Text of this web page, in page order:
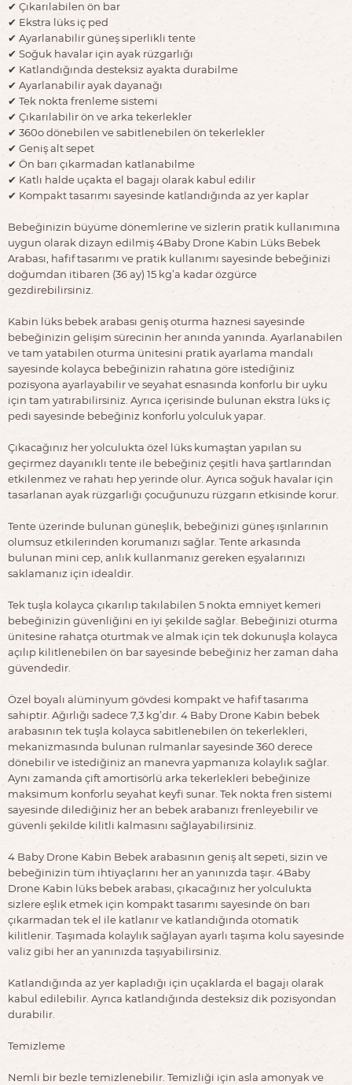
✔︎ Çıkarılabilen ön bar
✔︎ Ekstra lüks iç ped
✔︎ Ayarlanabilir güneş siperlikli tente
✔︎ Soğuk havalar için ayak rüzgarlığı
✔︎ Katlandığında desteksiz ayakta durabilme
✔︎ Ayarlanabilir ayak dayanağı
✔︎ Tek nokta frenleme sistemi
✔︎ Çıkarılabilir ön ve arka tekerlekler
✔︎ 360o dönebilen ve sabitlenebilen ön tekerlekler
✔︎ Geniş alt sepet
✔︎ Ön barı çıkarmadan katlanabilme
✔︎ Katlı halde uçakta el bagajı olarak kabul edilir
✔︎ Kompakt tasarımı sayesinde katlandığında az yer kaplar
Bebeğinizin büyüme dönemlerine ve sizlerin pratik kullanımına
uygun olarak dizayn edilmiş 4Baby Drone Kabin Lüks Bebek
Arabası, hafif tasarımı ve pratik kullanımı sayesinde bebeğinizi
doğumdan itibaren (36 ay) 15 kg’a kadar özgürce
gezdirebilirsiniz.
Kabin lüks bebek arabası geniş oturma haznesi sayesinde
bebeğinizin gelişim sürecinin her anında yanında. Ayarlanabilen
ve tam yatabilen oturma ünitesini pratik ayarlama mandalı
sayesinde kolayca bebeğinizin rahatına göre istediğiniz
pozisyona ayarlayabilir ve seyahat esnasında konforlu bir uyku
için tam yatırabilirsiniz. Ayrıca içerisinde bulunan ekstra lüks iç
pedi sayesinde bebeğiniz konforlu yolculuk yapar.
Çıkacağınız her yolculukta özel lüks kumaştan yapılan su
geçirmez dayanıklı tente ile bebeğiniz çeşitli hava şartlarından
etkilenmez ve rahatı hep yerinde olur. Ayrıca soğuk havalar için
tasarlanan ayak rüzgarlığı çocuğunuzu rüzgarın etkisinde korur.
Tente üzerinde bulunan güneşlik, bebeğinizi güneş ışınlarının
olumsuz etkilerinden korumanızı sağlar. Tente arkasında
bulunan mini cep, anlık kullanmanız gereken eşyalarınızı
saklamanız için idealdir.
Tek tuşla kolayca çıkarılıp takılabilen 5 nokta emniyet kemeri
bebeğinizin güvenliğini en iyi şekilde sağlar. Bebeğinizi oturma
ünitesine rahatça oturtmak ve almak için tek dokunuşla kolayca
açılıp kilitlenebilen ön bar sayesinde bebeğiniz her zaman daha
güvendedir.
Özel boyalı alüminyum gövdesi kompakt ve hafif tasarıma
sahiptir. Ağırlığı sadece 7,3 kg’dır. 4 Baby Drone Kabin bebek
arabasının tek tuşla kolayca sabitlenebilen ön tekerlekleri,
mekanizmasında bulunan rulmanlar sayesinde 360 derece
dönebilir ve istediğiniz an manevra yapmanıza kolaylık sağlar.
Aynı zamanda çift amortisörlü arka tekerlekleri bebeğinize
maksimum konforlu seyahat keyfi sunar. Tek nokta fren sistemi
sayesinde dilediğiniz her an bebek arabanızı frenleyebilir ve
güvenli şekilde kilitli kalmasını sağlayabilirsiniz.
4 Baby Drone Kabin Bebek arabasının geniş alt sepeti, sizin ve
bebeğinizin tüm ihtiyaçlarını her an yanınızda taşır. 4Baby
Drone Kabin lüks bebek arabası, çıkacağınız her yolculukta
sizlere eşlik etmek için kompakt tasarımı sayesinde ön barı
çıkarmadan tek el ile katlanır ve katlandığında otomatik
kilitlenir. Taşımada kolaylık sağlayan ayarlı taşıma kolu sayesinde
valiz gibi her an yanınızda taşıyabilirsiniz.
Katlandığında az yer kapladığı için uçaklarda el bagajı olarak
kabul edilebilir. Ayrıca katlandığında desteksiz dik pozisyondan
durabilir.
Temizleme
Nemli bir bezle temizlenebilir. Temizliği için asla amonyak ve